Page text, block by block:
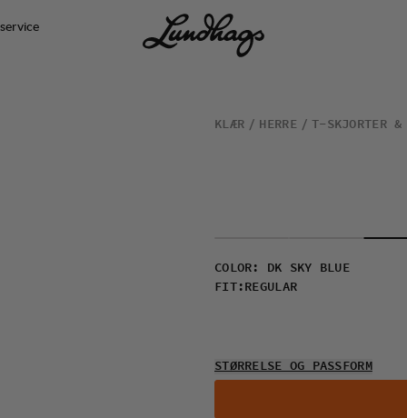
KLÆR HERRE T-SKJORTER &
COLOR :
DK SKY BLUE
FIT: REGULAR
STØRRELSE OG PASSFORM